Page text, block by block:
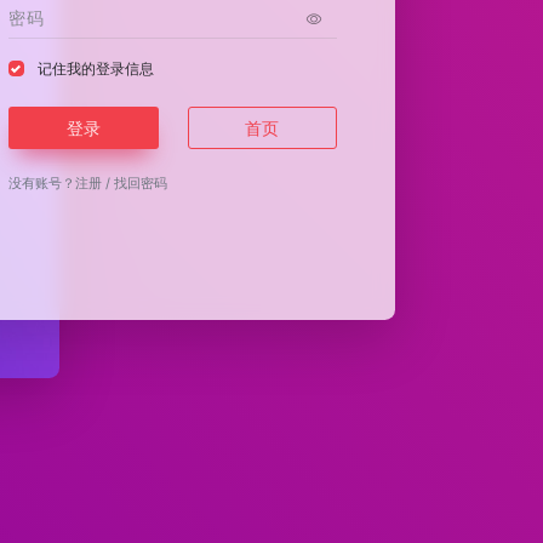
记住我的登录信息
登录 首页
没有账号？注册 /找回密码